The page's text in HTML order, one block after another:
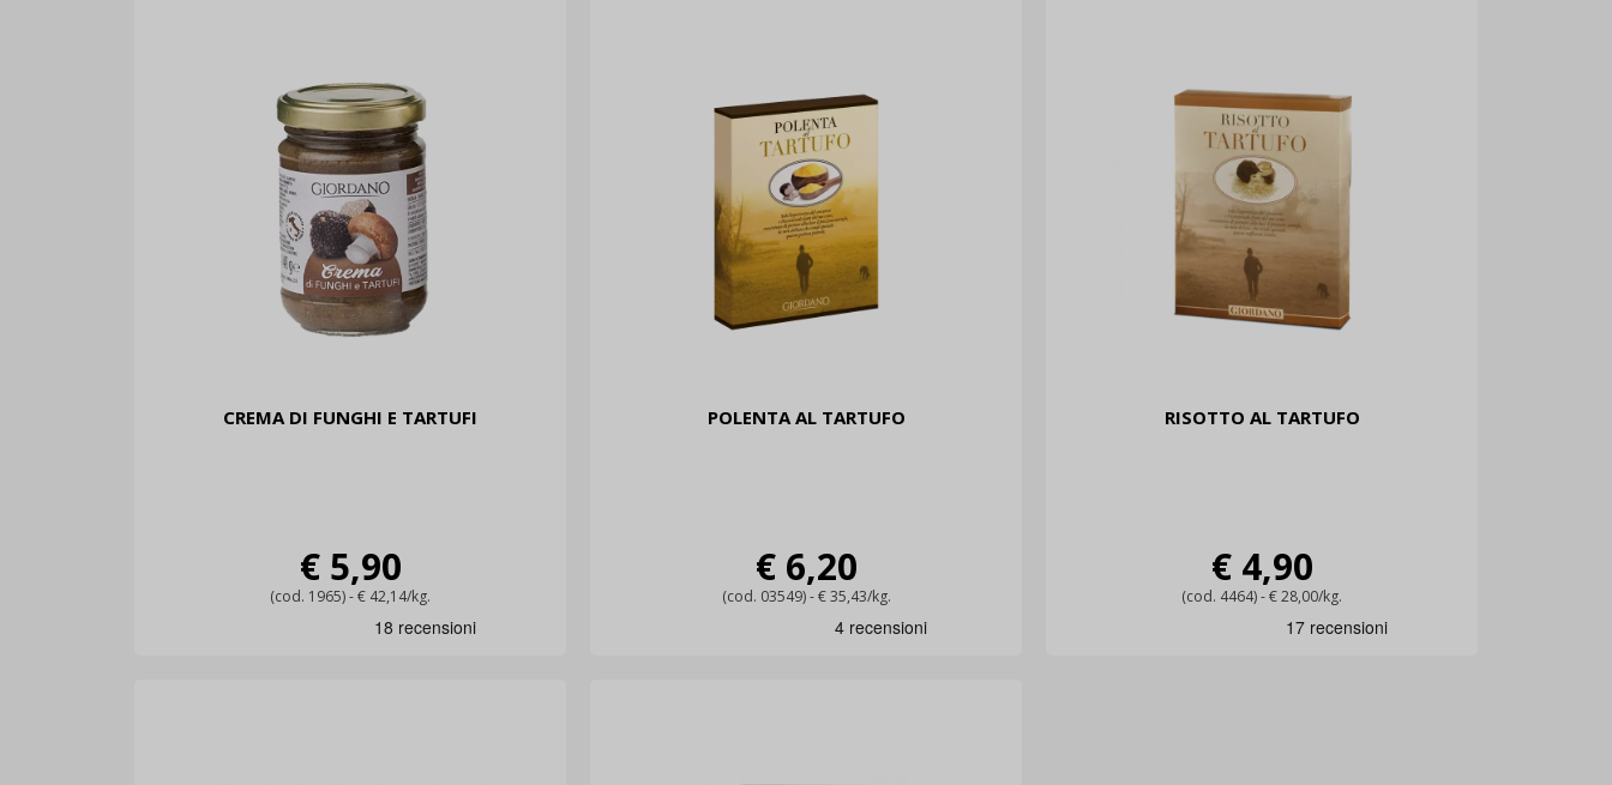
CREMA DI FUNGHI E TARTUFI
€ 5,90
(cod. 1965) - € 42,14/kg.
POLENTA AL TARTUFO
€ 6,20
(cod. 03549) - € 35,43/kg.
RISOTTO AL TARTUFO
€ 4,90
(cod. 4464) - € 28,00/kg.